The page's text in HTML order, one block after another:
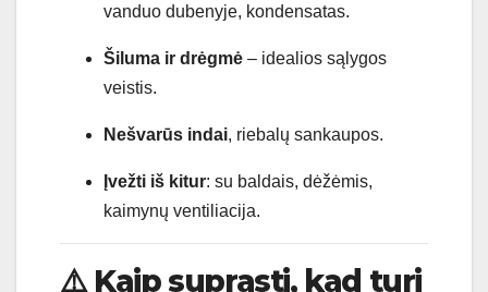
vanduo dubenyje, kondensatas.
Šiluma ir drėgmė – idealios sąlygos
veistis.
Nešvarūs indai, riebalų sankaupos.
Įvežti iš kitur: su baldais, dėžėmis,
kaimynų ventiliacija.
⚠️ Kaip suprasti, kad turi